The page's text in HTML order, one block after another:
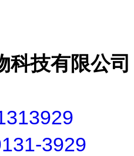
科技有限公司
3929